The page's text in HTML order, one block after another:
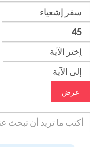
عرض